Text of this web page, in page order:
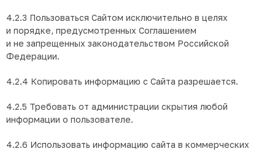
4.2.3 Пользоваться Сайтом исключительно в целях
и порядке, предусмотренных Соглашением
и не запрещенных законодательством Российской
Федерации.
4.2.4 Копировать информацию с Сайта разрешается.
4.2.5 Требовать от администрации скрытия любой
информации о пользователе.
4.2.6 Использовать информацию сайта в коммерческих